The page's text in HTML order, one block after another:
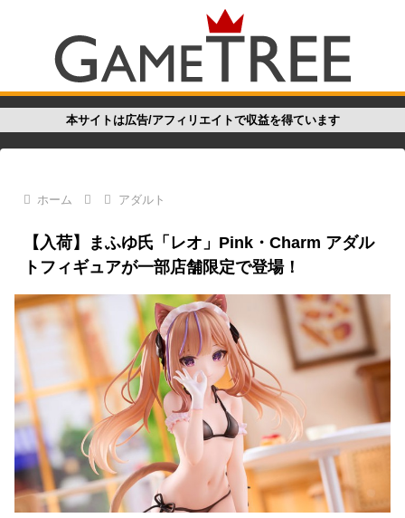
本サイトは広告/アフィリエイトで収益を得ています
ホーム アダルト
【入荷】まふゆ氏「レオ」Pink・Charm アダル
トフィギュアが一部店舗限定で登場！